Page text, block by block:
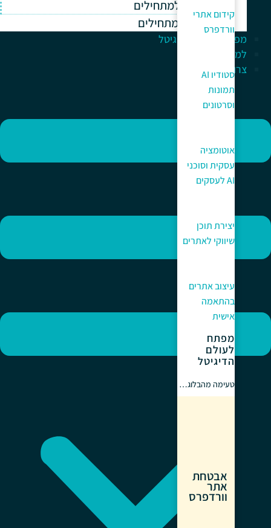
קידום אתרי
וורדפרס
סטודיו AI
תמונות
וסרטונים
אוטומציה
עסקית וסוכני
AI לעסקים
יצירת תוכן
שיווקי לאתרים
עיצוב אתרים
בהתאמה
אישית
מפתח
לעולם
הדיגיטל
טעימה מהבלוג…
אבטחת
אתר
וורדפרס
וורדפרס למתחילים
ווקומרס למתחילים
מפתח לעולם הדיגיטל
למה כאן?
צרו קשר